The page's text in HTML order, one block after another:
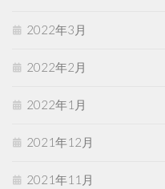
2022年3月
2022年2月
2022年1月
2021年12月
2021年11月